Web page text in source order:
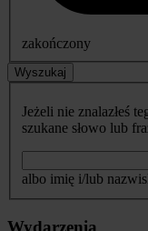
zakończony
Wyszukaj
Jeżeli nie znalazłeś
szukane słowo lub
albo imię i/lub
Wydarzenia